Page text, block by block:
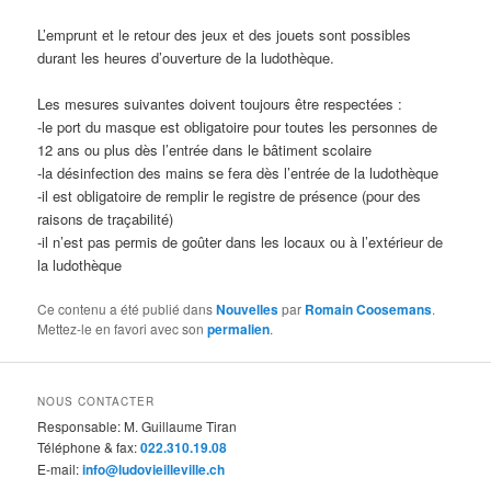
L’emprunt et le retour des jeux et des jouets sont possibles
durant les heures d’ouverture de la ludothèque.
Les mesures suivantes doivent toujours être respectées :
-le port du masque est obligatoire pour toutes les personnes de
12 ans ou plus dès l’entrée dans le bâtiment scolaire
-la désinfection des mains se fera dès l’entrée de la ludothèque
-il est obligatoire de remplir le registre de présence (pour des
raisons de traçabilité)
-il n’est pas permis de goûter dans les locaux ou à l’extérieur de
la ludothèque
Ce contenu a été publié dansNouvellespar Romain Coosemans.
Mettez-le en favori avec sonpermalien.
NOUS CONTACTER
Responsable: M. Guillaume Tiran
Téléphone & fax:022.310.19.08
E-mail:info@ludovieilleville.ch